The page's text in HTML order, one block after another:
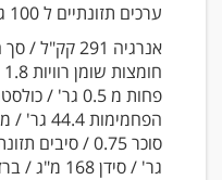
ערכים תזונתיים ל 100 גרם:
גר' / סידן 168 מ"ג / ברזל 55 מ"ג